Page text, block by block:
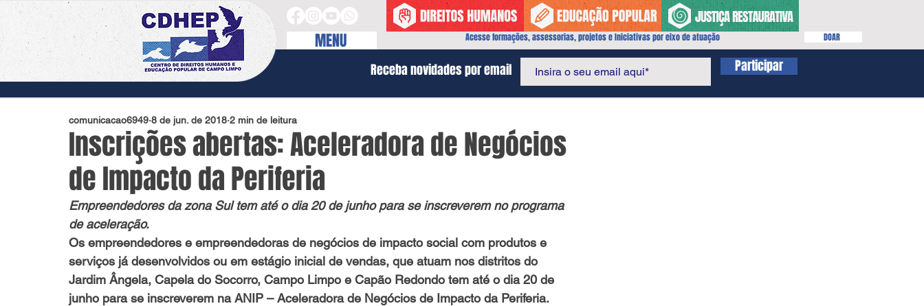
MENU Acesse formações, assessorias, projetos e Iniciativas por eixo de atuação DOAR
Inscrições abertas: Aceleradora de Negócios
de Impacto da Periferia
comunicacao6949 8 de jun. de 2018 2 min de leitura
Empreendedores da zona Sul tem até o dia 20 de junho para se inscreverem no programa
de aceleração.
Os empreendedores e empreendedoras de negócios de impacto social com produtos e
serviços já desenvolvidos ou em estágio inicial de vendas, que atuam nos distritos do
Jardim Ângela, Capela do Socorro, Campo Limpo e Capão Redondo tem até o dia 20 de
junho para se inscreverem na ANIP – Aceleradora de Negócios de Impacto da Periferia.
Receba novidades por email Participar